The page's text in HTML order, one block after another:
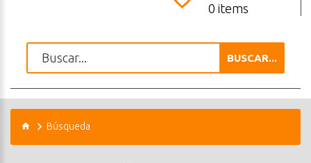
0 items
BUSCAR...
Búsqueda